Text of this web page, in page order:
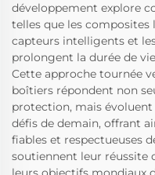
développement explore
telles que les
capteurs intelligents et
prolongent la durée de
Cette approche tournée
boîtiers répondent non
protection, mais
défis de demain, offrant
fiables et respectueuses
soutiennent leur réussite